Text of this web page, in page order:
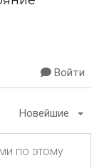
Войти
Новейшие